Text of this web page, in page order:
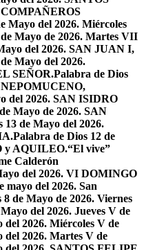
Mayo del 2026. Miércoles
Mayo de 2026. Martes VII
del 2026. SAN JUAN I,
Mayo del 2026.
SEÑOR.Palabra de Dios
NEPOMUCENO,
del 2026. SAN ISIDRO
Mayo de 2026. SAN
13 de Mayo del 2026.
Palabra de Dios 12 de
y AQUILEO.“El vive”
Calderón
del 2026. VI DOMINGO
mayo del 2026. San
de Mayo de 2026. Viernes
del 2026. Jueves V de
del 2026. Miércoles V de
del 2026. Martes V de